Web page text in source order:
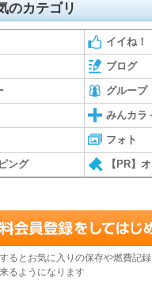
のカテゴリ
イイね！
ブログ
グループ
みんカラ
フォト
ング 【PR】
るとお気に入りの保存や燃費記
るようになります